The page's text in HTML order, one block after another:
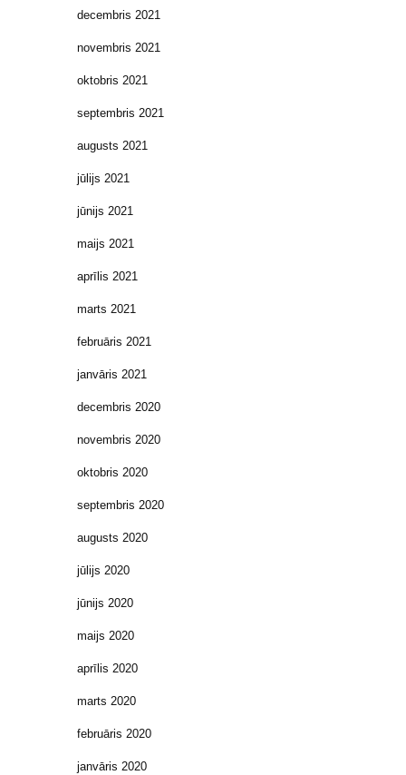
decembris 2021
novembris 2021
oktobris 2021
septembris 2021
augusts 2021
jūlijs 2021
jūnijs 2021
maijs 2021
aprīlis 2021
marts 2021
februāris 2021
janvāris 2021
decembris 2020
novembris 2020
oktobris 2020
septembris 2020
augusts 2020
jūlijs 2020
jūnijs 2020
maijs 2020
aprīlis 2020
marts 2020
februāris 2020
janvāris 2020